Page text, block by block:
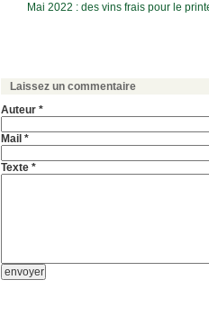
Mai 2022 : des vins frais pour le
Laissez un commentaire
Auteur *
Mail *
Texte *